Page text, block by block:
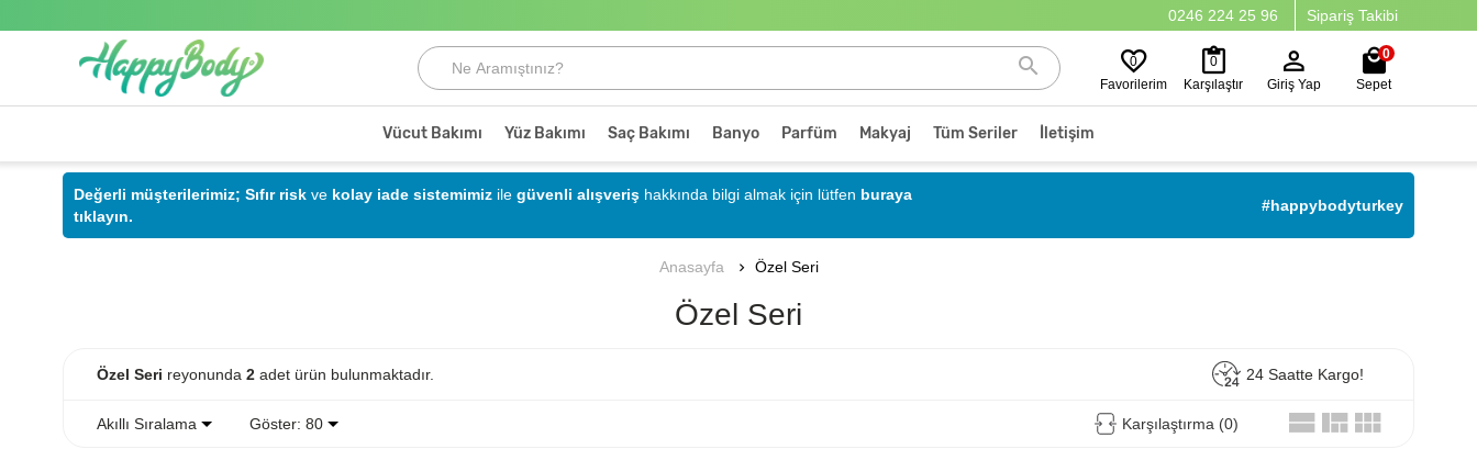
0246 224 25 96 Sipariş Takibi
0
Favorilerim
0
Karşılaştır
Giriş Yap
0
Sepet
Vücut Bakımı Yüz Bakımı Saç Bakımı Banyo Parfüm Makyaj Tüm Seriler İletişim
Değerli müşterilerimiz; Sıfır risk ve kolay iade sistemimiz ile güvenli alışveriş hakkında bilgi almak için lütfen buraya
tıklayın.
#happybodyturkey
Anasayfa Özel Seri
Özel Seri
Özel Seri reyonunda 2 adet ürün bulunmaktadır. 24 Saatte Kargo!
Akıllı Sıralama Göster: 80 Karşılaştırma (0)